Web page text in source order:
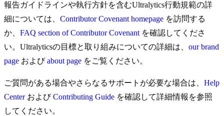
報告ガイドラインや執行方針を含むUltralytics行動規範の詳
細については、 Contributor Covenant homepage を訪問する
か、 FAQ section of Contributor Covenant を確認してくださ
い。Ultralyticsの目標と取り組みについての詳細は、 our brand
page およびabout page をご覧ください。
ご質問がある場合やさらなるサポートが必要な場合は、 Help
CenterおよびContributing Guide を確認して詳細情報を参照
してください。